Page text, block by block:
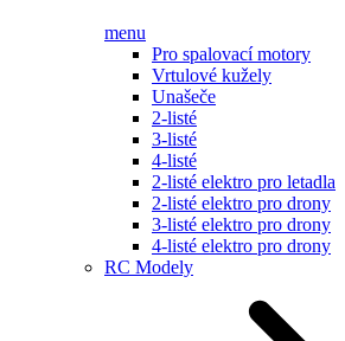
menu
Pro spalovací motory
Vrtulové kužely
Unašeče
2-listé
3-listé
4-listé
2-listé elektro pro letadla
2-listé elektro pro drony
3-listé elektro pro drony
4-listé elektro pro drony
RC Modely